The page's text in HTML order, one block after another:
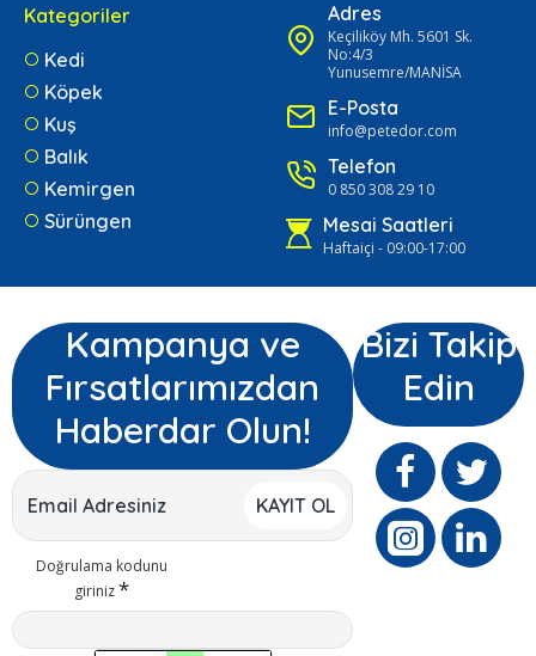
Kategoriler
Kedi
Köpek
Kuş
Balık
Kemirgen
Sürüngen
Adres
Keçiliköy Mh. 5601 Sk.
No:4/3
Yunusemre/MANİSA
E-Posta
info@petedor.com
Telefon
0 850 308 29 10
Mesai Saatleri
Haftaiçi - 09:00-17:00
Kampanya ve
Fırsatlarımızdan
Haberdar Olun!
KAYIT OL
Doğrulama kodunu
giriniz
Bizi Takip
Edin